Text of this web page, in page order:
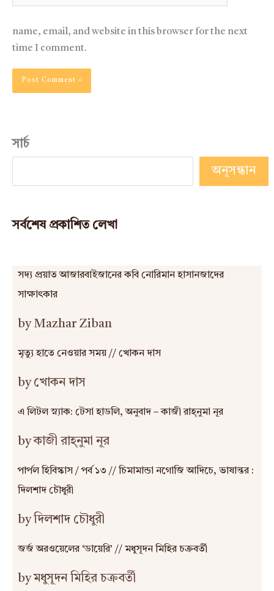
name, email, and website in this browser for the next
time I comment.
সার্চ
অনূসন্ধান
সর্বশেষ প্রকাশিত লেখা
সদ্য প্রয়াত আজারবাইজানের কবি নোরিমান হাসানজাদের
সাক্ষাৎকার
by Mazhar Ziban
মৃত্যু হাতে নেওয়ার সময় // খোকন দাস
by খোকন দাস
এ লিটল স্ন্যাক: টেসা হাডলি, অনুবাদ – কাজী রাহ্‌নুমা নূর
by কাজী রাহ্‌নুমা নূর
পার্পল হিবিস্কাস / পর্ব ১৩ // চিমামান্ডা নগোজি আদিচে, ভাষান্তর :
দিলশাদ চৌধুরী
by দিলশাদ চৌধুরী
জর্জ অরওয়েলের ‘ডায়েরি’ // মধুসূদন মিহির চক্রবর্তী
by মধুসূদন মিহির চক্রবর্তী